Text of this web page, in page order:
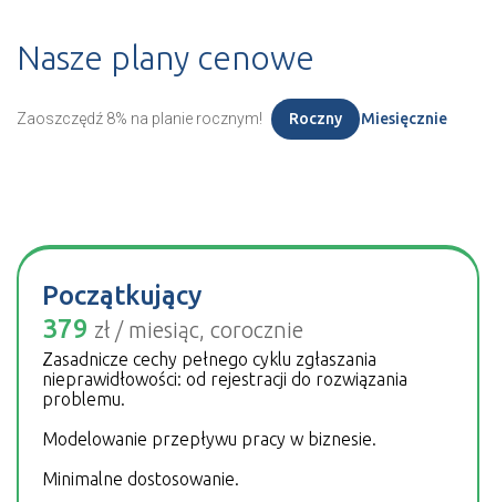
Nasze plany cenowe
Zaoszczędź 8% na planie rocznym! Roczny Miesięcznie
Początkujący
379 zł‎ / miesiąc, corocznie
Zasadnicze cechy pełnego cyklu zgłaszania
nieprawidłowości: od rejestracji do rozwiązania
problemu.
Modelowanie przepływu pracy w biznesie.
Minimalne dostosowanie.